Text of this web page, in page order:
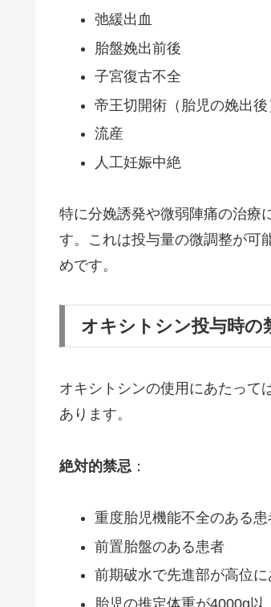
弛緩出血
胎盤娩出前後
子宮復古不全
帝王切開術（胎児の娩出後
流産
人工妊娠中絶
特に分娩誘発や微弱陣痛の治療
す。これは投与量の微調整が可
めです。
オキシトシン投与時の
オキシトシンの使用にあたって
あります。
絶対的禁忌 ：
重度胎児機能不全のある患
前置胎盤のある患者
前期破水で先進部が高位
胎児の推定体重が4000g